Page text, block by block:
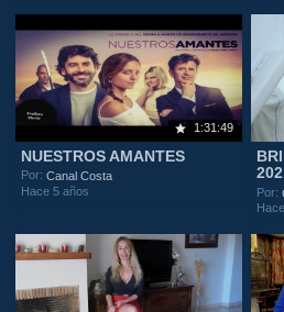
1:31:49
NUESTROS AMANTES
Por:Canal Costa
Hace 5 años
Por: